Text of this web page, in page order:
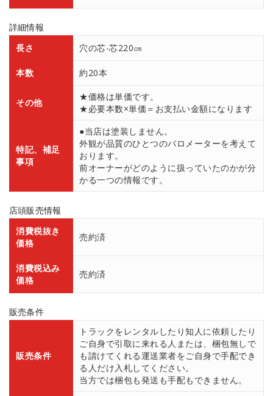
詳細情報
長さ
穴の芯-芯220㎝
本数 約20本
その他
★価格は単価です。
★必要本数×単価＝お支払い金額になります
特記、補足
事項
●当店は塗装しません。
外観が品質のひとつのバロメーターを考えて
おります。
前オーナーがどのように扱っていたのかが分
かる一つの情報です。
店頭販売情報
消費税抜き
価格
売約済
消費税込み
価格
売約済
販売条件
販売条件
トラックをレンタルしたり知人に依頼したり
ご自身で引取に来れる人または、梱包無しで
も請けてくれる運送業者をご自身で手配でき
る人だけ入札してください。
当方では梱包も発送も手配もできません。